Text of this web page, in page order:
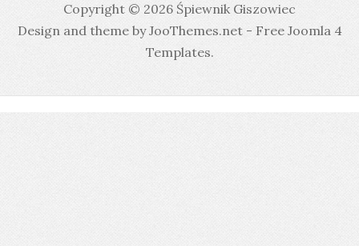
Copyright © 2026 Śpiewnik Giszowiec
Design and theme by JooThemes.net - Free Joomla 4
Templates.